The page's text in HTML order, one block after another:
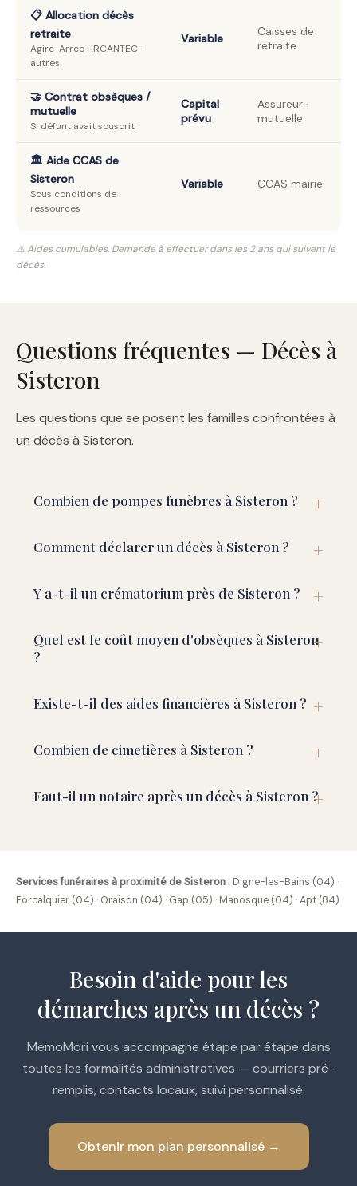
📋 Allocation décès
retraite
Agirc-Arrco · IRCANTEC ·
autres
Variable
Caisses de
retraite
🤝 Contrat obsèques /
mutuelle
Si défunt avait souscrit
Capital
prévu
Assureur ·
mutuelle
🏛️ Aide CCAS de
Sisteron
Sous conditions de
ressources
Variable CCAS mairie
⚠️ Aides cumulables. Demande à effectuer dans les 2 ans qui suivent le
décès.
Questions fréquentes — Décès à
Sisteron
Les questions que se posent les familles confrontées à
un décès à Sisteron.
Combien de pompes funèbres à Sisteron ?
Comment déclarer un décès à Sisteron ?
Y a-t-il un crématorium près de Sisteron ?
Quel est le coût moyen d'obsèques à Sisteron
?
Existe-t-il des aides financières à Sisteron ?
Combien de cimetières à Sisteron ?
Faut-il un notaire après un décès à Sisteron ?
Services funéraires à proximité de Sisteron : Digne-les-Bains (04) ·
Forcalquier (04) · Oraison (04) · Gap (05) · Manosque (04) ·Apt (84)
Besoin d'aide pour les
démarches après un décès ?
MemoMori vous accompagne étape par étape dans
toutes les formalités administratives — courriers pré-
remplis, contacts locaux, suivi personnalisé.
Obtenir mon plan personnalisé →